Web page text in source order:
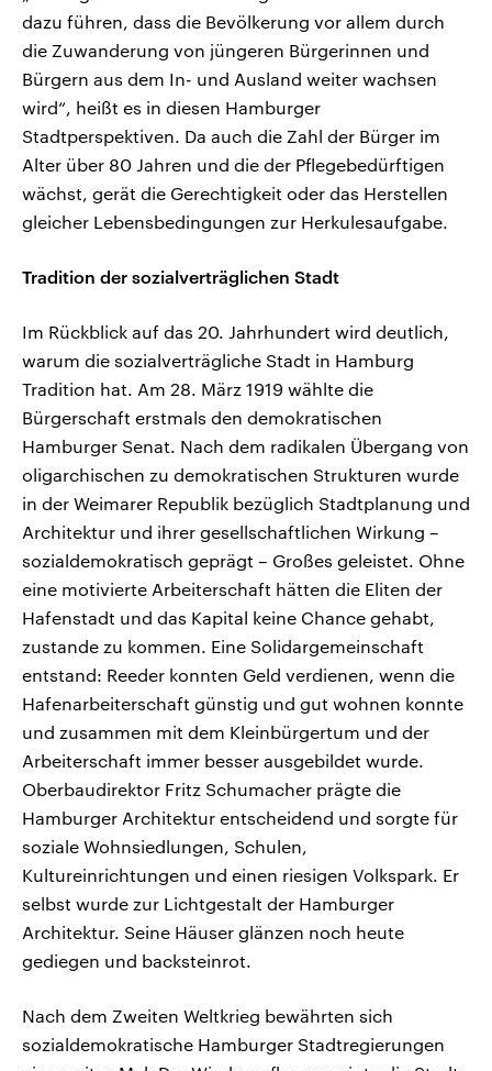
dazu führen, dass die Bevölkerung vor allem durch
die Zuwanderung von jüngeren Bürgerinnen und
Bürgern aus dem In- und Ausland weiter wachsen
wird“, heißt es in diesen Hamburger
Stadtperspektiven. Da auch die Zahl der Bürger im
Alter über 80 Jahren und die der Pflegebedürftigen
wächst, gerät die Gerechtigkeit oder das Herstellen
gleicher Lebensbedingungen zur Herkulesaufgabe.
Tradition der sozialverträglichen Stadt
Im Rückblick auf das 20. Jahrhundert wird deutlich,
warum die sozialverträgliche Stadt in Hamburg
Tradition hat. Am 28. März 1919 wählte die
Bürgerschaft erstmals den demokratischen
Hamburger Senat. Nach dem radikalen Übergang von
oligarchischen zu demokratischen Strukturen wurde
in der Weimarer Republik bezüglich Stadtplanung und
Architektur und ihrer gesellschaftlichen Wirkung –
sozialdemokratisch geprägt – Großes geleistet. Ohne
eine motivierte Arbeiterschaft hätten die Eliten der
Hafenstadt und das Kapital keine Chance gehabt,
zustande zu kommen. Eine Solidargemeinschaft
entstand: Reeder konnten Geld verdienen, wenn die
Hafenarbeiterschaft günstig und gut wohnen konnte
und zusammen mit dem Kleinbürgertum und der
Arbeiterschaft immer besser ausgebildet wurde.
Oberbaudirektor Fritz Schumacher prägte die
Hamburger Architektur entscheidend und sorgte für
soziale Wohnsiedlungen, Schulen,
Kultureinrichtungen und einen riesigen Volkspark. Er
selbst wurde zur Lichtgestalt der Hamburger
Architektur. Seine Häuser glänzen noch heute
gediegen und backsteinrot.
Nach dem Zweiten Weltkrieg bewährten sich
sozialdemokratische Hamburger Stadtregierungen